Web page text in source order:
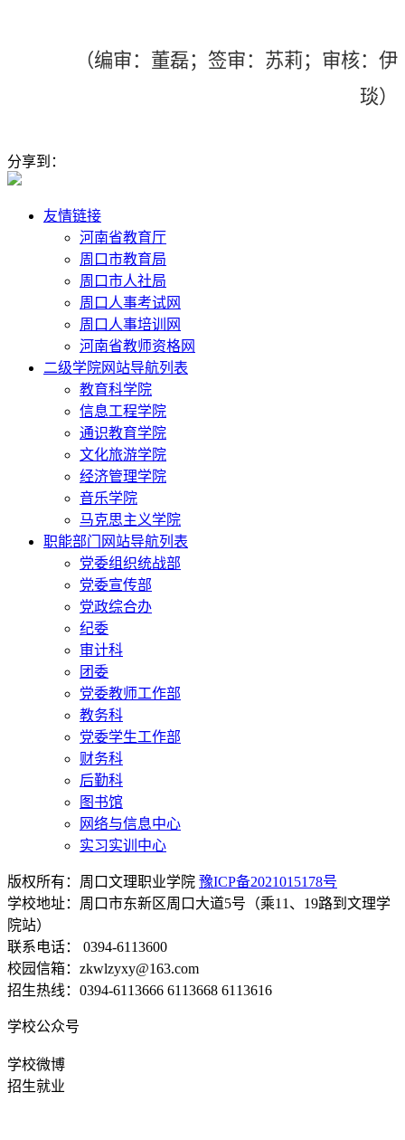
（编审：董磊；签审：苏莉；审核：伊
琰）
分享到：
友情链接
河南省教育厅
周口市教育局
周口市人社局
周口人事考试网
周口人事培训网
河南省教师资格网
二级学院网站导航列表
教育科学院
信息工程学院
通识教育学院
文化旅游学院
经济管理学院
音乐学院
马克思主义学院
职能部门网站导航列表
党委组织统战部
党委宣传部
党政综合办
纪委
审计科
团委
党委教师工作部
教务科
党委学生工作部
财务科
后勤科
图书馆
网络与信息中心
实习实训中心
版权所有：周口文理职业学院 豫ICP备2021015178号
学校地址：周口市东新区周口大道5号（乘11、19路到文理学
院站）
联系电话： 0394-6113600
校园信箱：zkwlzyxy@163.com
招生热线：0394-6113666 6113668 6113616
学校公众号
学校微博
招生就业